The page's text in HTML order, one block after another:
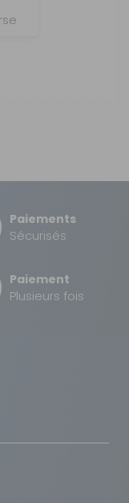
Paiements
Sécurisés
Paiement
Plusieurs fois